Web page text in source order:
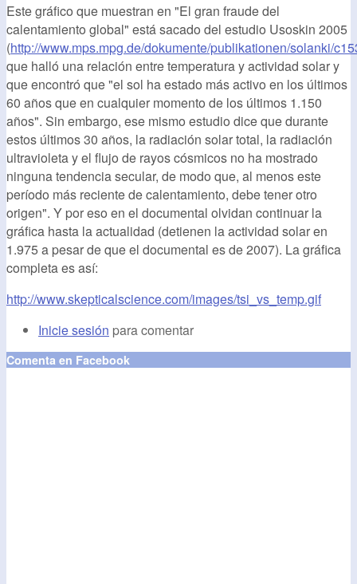
Este gráfico que muestran en "El gran fraude del
calentamiento global" está sacado del estudio Usoskin 2005
(http://www.mps.mpg.de/dokumente/publikationen/solanki/
que halló una relación entre temperatura y actividad solar y
que encontró que "el sol ha estado más activo en los últimos
60 años que en cualquier momento de los últimos 1.150
años". Sin embargo, ese mismo estudio dice que durante
estos últimos 30 años, la radiación solar total, la radiación
ultravioleta y el flujo de rayos cósmicos no ha mostrado
ninguna tendencia secular, de modo que, al menos este
período más reciente de calentamiento, debe tener otro
origen". Y por eso en el documental olvidan continuar la
gráfica hasta la actualidad (detienen la actividad solar en
1.975 a pesar de que el documental es de 2007). La gráfica
completa es así:
http://www.skepticalscience.com/images/tsi_vs_temp.gif
Inicie sesión para comentar
Comenta en Facebook